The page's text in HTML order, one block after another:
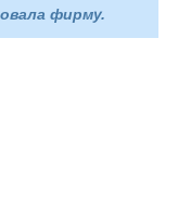
фирму.